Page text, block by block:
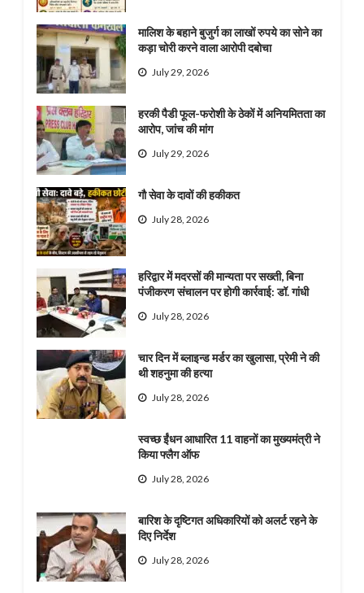
मालिश के बहाने बुजुर्ग का लाखों रुपये का सोने का
कड़ा चोरी करने वाला आरोपी दबोचा
July 29, 2026
हरकी पैडी फूल-फरोशी के ठेकों में अनियमितता का
आरोप, जांच की मांग
July 29, 2026
गौ सेवा के दावों की हकीकत
July 28, 2026
हरिद्वार में मदरसों की मान्यता पर सख्ती, बिना
पंजीकरण संचालन पर होगी कार्रवाई: डॉ. गांधी
July 28, 2026
चार दिन में ब्लाइन्ड मर्डर का खुलासा, प्रेमी ने की
थी शहनुमा की हत्या
July 28, 2026
स्वच्छ ईंधन आधारित 11 वाहनों का मुख्यमंत्री ने
किया फ्लैग ऑफ
July 28, 2026
बारिश के दृष्टिगत अधिकारियों को अलर्ट रहने के
दिए निर्देश
July 28, 2026